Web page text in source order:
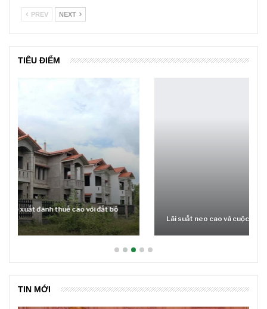
PREV NEXT
TIÊU ĐIỂM
Lãi suất neo cao và cuộc tái cơ cấu trên thị trường BĐS
TIN MỚI